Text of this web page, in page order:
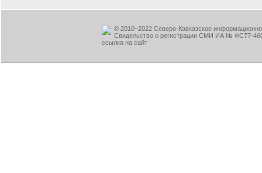
© 2010–2022 Северо-Кавказское
Свидельство о регистрации СМИ ИА № ФС77-
ссылка на сайт